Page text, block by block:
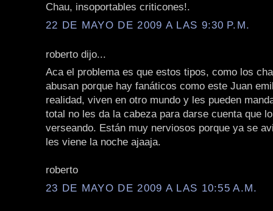
Chau, insoportables criticones!.
22 DE MAYO DE 2009 A LAS 9:30 P.M.
roberto dijo...
Aca el problema es que estos tipos, como los
abusan porque hay fanáticos como este Juan
realidad, viven en otro mundo y les pueden
total no les da la cabeza para darse cuenta que
verseando. Están muy nerviosos porque ya se
les viene la noche ajaaja.
roberto
23 DE MAYO DE 2009 A LAS 10:55 A.M.